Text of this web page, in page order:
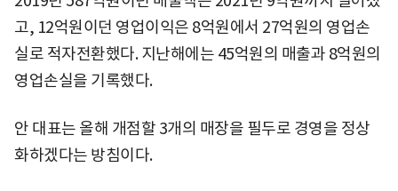
고, 12억원이던 영업이익은 8억원에서 27억원의 영업손
실로 적자전환했다. 지난해에는 45억원의 매출과 8억원의
영업손실을 기록했다.
안 대표는 올해 개점할 3개의 매장을 필두로 경영을 정상
화하겠다는 방침이다.